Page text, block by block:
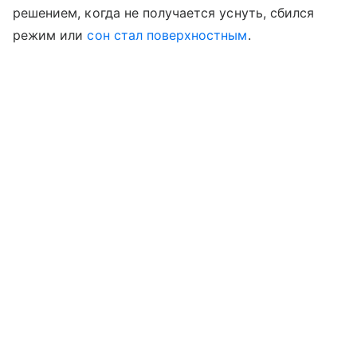
решением, когда не получается уснуть, сбился
режим илисон стал поверхностным.